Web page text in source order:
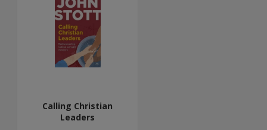
Calling Christian
Leaders